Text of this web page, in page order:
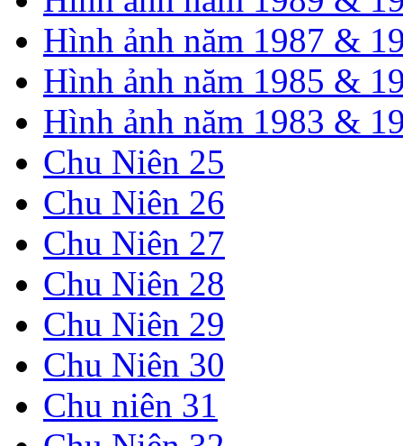
Hình ảnh năm 1987 &
Hình ảnh năm 1985 &
Hình ảnh năm 1983 &
Chu Niên 25
Chu Niên 26
Chu Niên 27
Chu Niên 28
Chu Niên 29
Chu Niên 30
Chu niên 31